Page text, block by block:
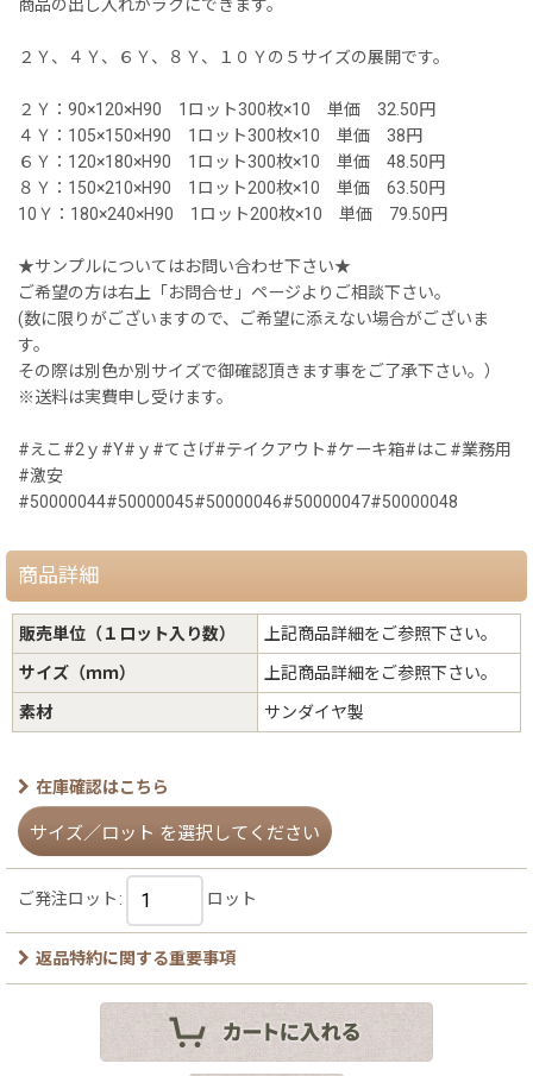
商品の出し入れがラクにできます。
２Ｙ、４Ｙ、６Ｙ、８Ｙ、１０Ｙの５サイズの展開です。
２Ｙ：90×120×H90 1ロット300枚×10 単価 32.50円
４Ｙ：105×150×H90 1ロット300枚×10 単価 38円
６Ｙ：120×180×H90 1ロット300枚×10 単価 48.50円
８Ｙ：150×210×H90 1ロット200枚×10 単価 63.50円
10Ｙ：180×240×H90 1ロット200枚×10 単価 79.50円
★サンプルについてはお問い合わせ下さい★
ご希望の方は右上「お問合せ」ページよりご相談下さい。
(数に限りがございますので、ご希望に添えない場合がございま
す。
その際は別色か別サイズで御確認頂きます事をご了承下さい。）
※送料は実費申し受けます。
#えこ#2ｙ#Y#ｙ#てさげ#テイクアウト#ケーキ箱#はこ#業務用
#激安
#50000044#50000045#50000046#50000047#50000048
商品詳細
販売単位（１ロット入り数） 上記商品詳細をご参照下さい。
サイズ（ｍｍ） 上記商品詳細をご参照下さい。
素材 サンダイヤ製
在庫確認はこちら
サイズ／ロット を選択してください
ご発注ロット : ロット
返品特約に関する重要事項